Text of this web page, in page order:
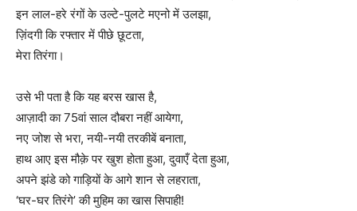
इन लाल-हरे रंगों के उल्टे-पुलटे मएनो में उलझा,
ज़िंदगी कि रफ्तार में पीछे छूटता,
मेरा तिरंगा।
उसे भी पता है कि यह बरस खास है,
आज़ादी का 75वां साल दौबरा नहीं आयेगा,
नए जोश से भरा, नयी-नयी तरकीबें बनाता,
हाथ आए इस मौक़े पर खुश होता हुआ, दुवाएँ देता हुआ,
अपने झंडे को गाड़ियों के आगे शान से लहराता,
‘घर-घर तिरंगे’ की मुहिम का खास सिपाही!